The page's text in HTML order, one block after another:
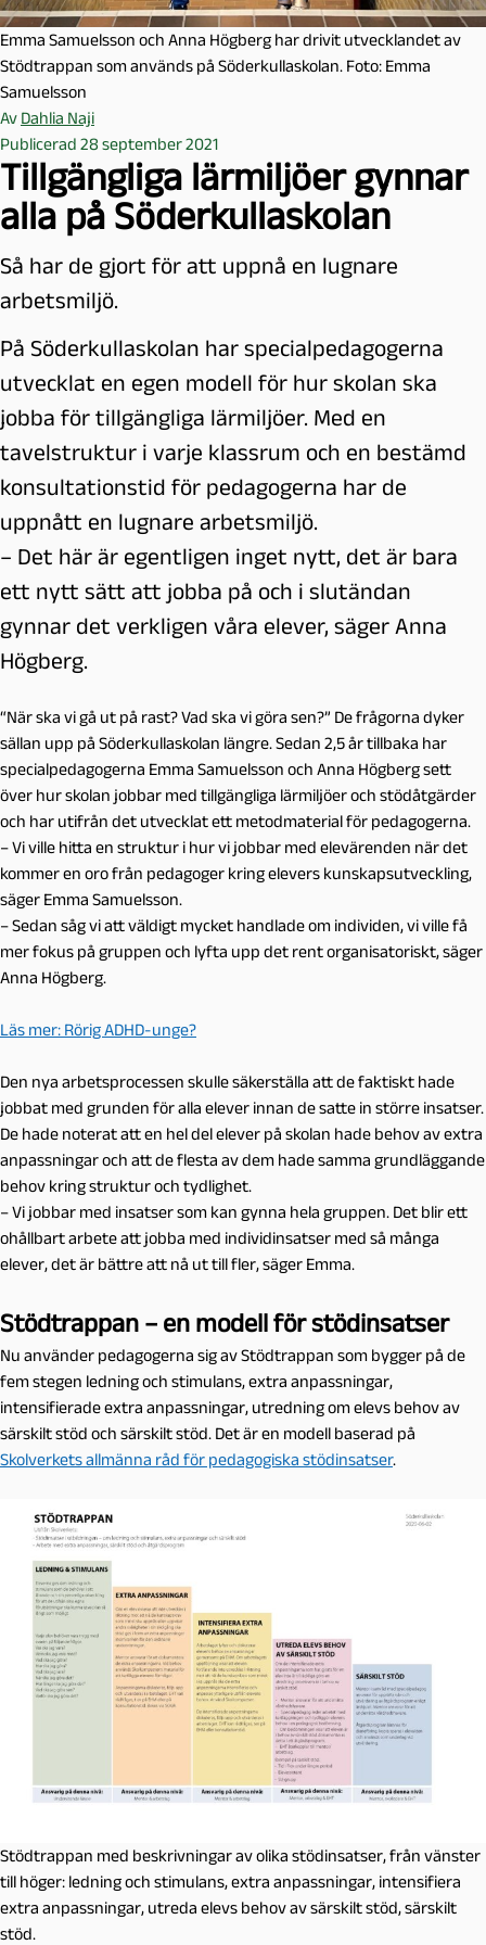
Emma Samuelsson och Anna Högberg har drivit utvecklandet av
Stödtrappan som används på Söderkullaskolan. Foto: Emma
Samuelsson
Av Dahlia Naji
Publicerad 28 september 2021
Tillgängliga lärmiljöer gynnar
alla på Söderkullaskolan
Så har de gjort för att uppnå en lugnare
arbetsmiljö.
På Söderkullaskolan har specialpedagogerna
utvecklat en egen modell för hur skolan ska
jobba för tillgängliga lärmiljöer. Med en
tavelstruktur i varje klassrum och en bestämd
konsultationstid för pedagogerna har de
uppnått en lugnare arbetsmiljö.
– Det här är egentligen inget nytt, det är bara
ett nytt sätt att jobba på och i slutändan
gynnar det verkligen våra elever, säger Anna
Högberg.
“När ska vi gå ut på rast? Vad ska vi göra sen?” De frågorna dyker
sällan upp på Söderkullaskolan längre. Sedan 2,5 år tillbaka har
specialpedagogerna Emma Samuelsson och Anna Högberg sett
över hur skolan jobbar med tillgängliga lärmiljöer och stödåtgärder
och har utifrån det utvecklat ett metodmaterial för pedagogerna.
– Vi ville hitta en struktur i hur vi jobbar med elevärenden när det
kommer en oro från pedagoger kring elevers kunskapsutveckling,
säger Emma Samuelsson.
– Sedan såg vi att väldigt mycket handlade om individen, vi ville få
mer fokus på gruppen och lyfta upp det rent organisatoriskt, säger
Anna Högberg.
Läs mer: Rörig ADHD-unge?
Den nya arbetsprocessen skulle säkerställa att de faktiskt hade
jobbat med grunden för alla elever innan de satte in större insatser.
De hade noterat att en hel del elever på skolan hade behov av extra
anpassningar och att de flesta av dem hade samma grundläggande
behov kring struktur och tydlighet.
– Vi jobbar med insatser som kan gynna hela gruppen. Det blir ett
ohållbart arbete att jobba med individinsatser med så många
elever, det är bättre att nå ut till fler, säger Emma.
Stödtrappan – en modell för stödinsatser
Nu använder pedagogerna sig av Stödtrappan som bygger på de
fem stegen ledning och stimulans, extra anpassningar,
intensifierade extra anpassningar, utredning om elevs behov av
särskilt stöd och särskilt stöd. Det är en modell baserad på
Skolverkets allmänna råd för pedagogiska stödinsatser.
Stödtrappan med beskrivningar av olika stödinsatser, från vänster
till höger: ledning och stimulans, extra anpassningar, intensifiera
extra anpassningar, utreda elevs behov av särskilt stöd, särskilt
stöd.